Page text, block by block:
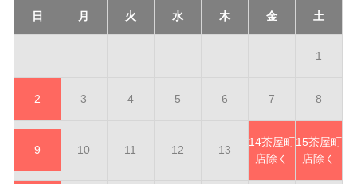
日 月 火 水 木 金 土
1
2 3 4 5 6 7 8
9 10 11 12 13
14茶屋町
店除く
15茶屋町
店除く